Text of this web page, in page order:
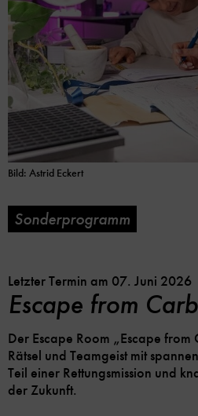
Bild: Astrid Eckert
Sonderprogramm
Letzter Termin am 07. Juni 2026
Escape from
Der Escape Room „Escape
Rätsel und Teamgeist mit
Teil einer Rettungsmission und
der Zukunft.